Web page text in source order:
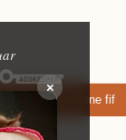
×
Microfone fifine